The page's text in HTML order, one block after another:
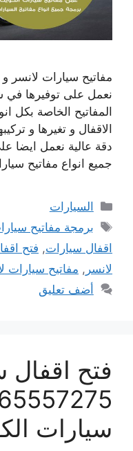
مفاتيح سيارات لانسر
نعمل على توفيرها في
المفاتيح الخاصة بكل
الاقفال و تغيرها و
دقة عالية نعمل
جميع انواع مفاتيح
التصنيفات
السيارات
الوسوم
برمجة مفاتيح
اقفال سيارات, فتح
لانسر , مفاتيح سيارات
أضف تعليق
فتح اقفال
سيارات